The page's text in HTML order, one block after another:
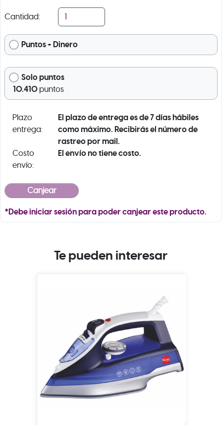
Cantidad:
Puntos + Dinero
Solo puntos
10.410 puntos
Plazo
entrega:
El plazo de entrega es de 7 días hábiles
como máximo. Recibirás el número de
rastreo por mail.
Costo
envío:
El envío no tiene costo.
*Debe iniciar sesión para poder canjear este producto.
Te pueden interesar